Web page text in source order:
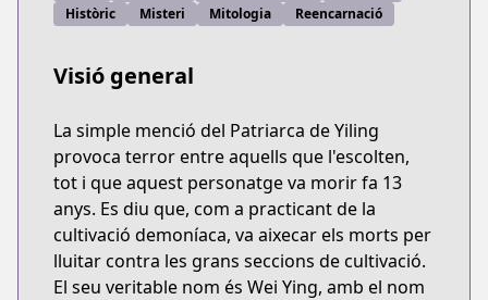
Històric
Misteri Mitologia Reencarnació
Visió general
La simple menció del Patriarca de Yiling
provoca terror entre aquells que l'escolten,
tot i que aquest personatge va morir fa 13
anys. Es diu que, com a practicant de la
cultivació demoníaca, va aixecar els morts per
lluitar contra les grans seccions de cultivació.
El seu veritable nom és Wei Ying, amb el nom